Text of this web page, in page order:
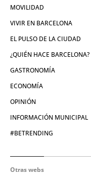
MOVILIDAD
VIVIR EN BARCELONA
EL PULSO DE LA CIUDAD
¿QUIÉN HACE BARCELONA?
GASTRONOMÍA
ECONOMÍA
OPINIÓN
INFORMACIÓN MUNICIPAL
#BETRENDING
Otras webs